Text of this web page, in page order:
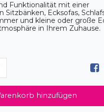
Funktionalität mit einer
Ecksofas,
und kleine oder große
in Ihrem Zuhause.
hinzufügen